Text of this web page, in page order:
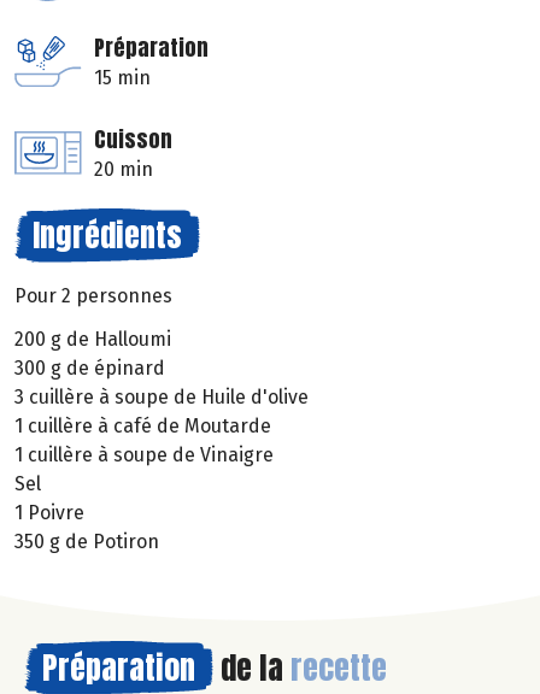
Préparation
15 min
Cuisson
20 min
Ingrédients
Pour 2 personnes
200 g de Halloumi
300 g de épinard
3 cuillère à soupe de Huile d'olive
1 cuillère à café de Moutarde
1 cuillère à soupe de Vinaigre
Sel
1 Poivre
350 g de Potiron
Préparation de la recette